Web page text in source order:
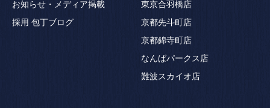
お知らせ・メディア掲載
採用 包丁ブログ
東京合羽橋店
京都先斗町店
京都錦寺町店
なんばパークス店
難波スカイオ店